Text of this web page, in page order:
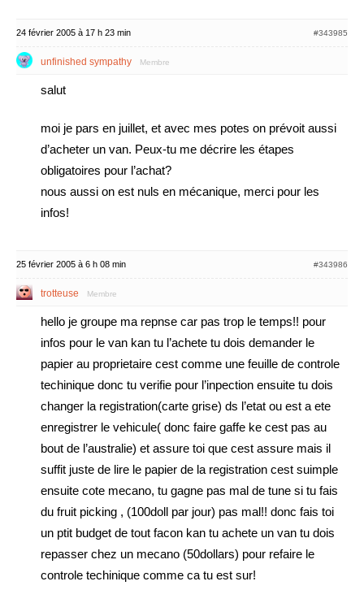
24 février 2005 à 17 h 23 min #343985
unfinished sympathy Membre
salut
moi je pars en juillet, et avec mes potes on prévoit aussi
d’acheter un van. Peux-tu me décrire les étapes
obligatoires pour l’achat?
nous aussi on est nuls en mécanique, merci pour les
infos!
25 février 2005 à 6 h 08 min #343986
trotteuse Membre
hello je groupe ma repnse car pas trop le temps!! pour
infos pour le van kan tu l’achete tu dois demander le
papier au proprietaire cest comme une feuille de controle
techinique donc tu verifie pour l’inpection ensuite tu dois
changer la registration(carte grise) ds l’etat ou est a ete
enregistrer le vehicule( donc faire gaffe ke cest pas au
bout de l’australie) et assure toi que cest assure mais il
suffit juste de lire le papier de la registration cest suimple
ensuite cote mecano, tu gagne pas mal de tune si tu fais
du fruit picking , (100doll par jour) pas mal!! donc fais toi
un ptit budget de tout facon kan tu achete un van tu dois
repasser chez un mecano (50dollars) pour refaire le
controle techinique comme ca tu est sur!